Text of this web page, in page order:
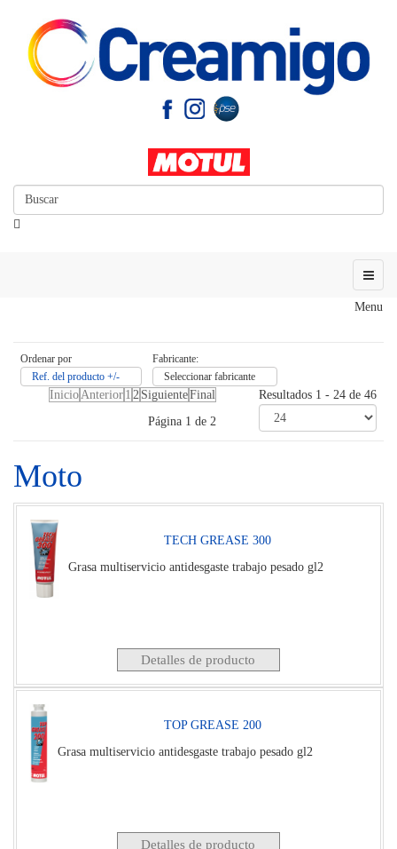
Menu
Ordenar por
Ref. del producto +/-
Fabricante:
Seleccionar fabricante
Inicio Anterior 1 2 SiguienteFinal
Página 1 de 2
Resultados 1 - 24 de 46
Moto
TECH GREASE 300
Grasa multiservicio antidesgaste trabajo pesado gl2
Detalles de producto
TOP GREASE 200
Grasa multiservicio antidesgaste trabajo pesado gl2
Detalles de producto